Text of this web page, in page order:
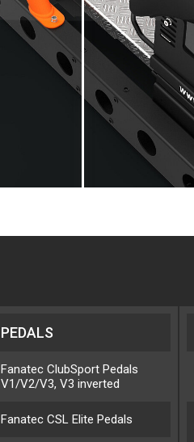
PEDALS
Fanatec ClubSport Pedals
V1/V2/V3, V3 inverted
Fanatec CSL Elite Pedals